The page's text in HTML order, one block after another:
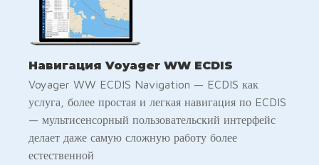
Навигация Voyager WW ECDIS
Voyager WW ECDIS Navigation — ECDIS как
услуга, более простая и легкая навигация по ECDIS
— мультисенсорный пользовательский интерфейс
делает даже самую сложную работу более
естественной